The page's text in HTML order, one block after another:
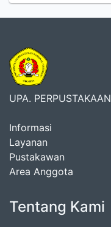
UPA. PERPUSTAKAAN
Informasi
Layanan
Pustakawan
Area Anggota
Tentang Kami